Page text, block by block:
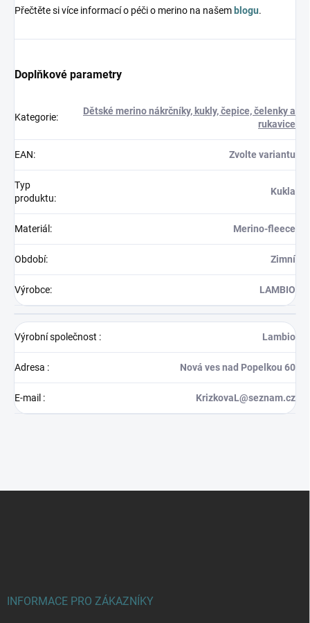
Přečtěte si více informací o péči o merino na našem blogu.
Doplňkové parametry
Kategorie:
Dětské merino nákrčníky, kukly, čepice, čelenky a
rukavice
EAN: Zvolte variantu
Typ
produktu:
Kukla
Materiál : Merino-fleece
Období: Zimní
Výrobce: LAMBIO
Výrobní společnost : Lambio
Adresa : Nová ves nad Popelkou 60
E-mail : KrizkovaL@seznam.cz
INFORMACE PRO ZÁKAZNÍKY